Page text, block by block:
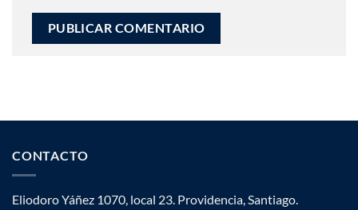
CONTACTO
Eliodoro Yáñez 1070, local 23. Providencia, Santiago.